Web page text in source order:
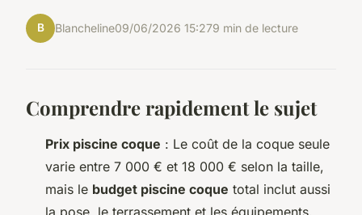
B Blancheline09/06/2026 15:279 min de lecture
Comprendre rapidement le sujet
Prix piscine coque : Le coût de la coque seule
varie entre 7 000 € et 18 000 € selon la taille,
mais le budget piscine coque total inclut aussi
la pose, le terrassement et les équipements.